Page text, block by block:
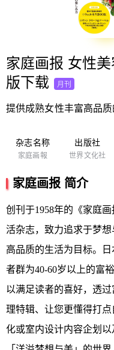
家庭画报 女性
版下载
月刊
提供成熟女性丰富高品
杂志名称
家庭画報
出版社
世界文化社
家庭画报 简介
创刊于1958年的《家庭
活杂志，致力追求于梦
高品质的生活为目标。
者群为40-60岁以上的富
以满足读者的喜好，透
理特辑、让您更懂得打
化或室内设计内容企划